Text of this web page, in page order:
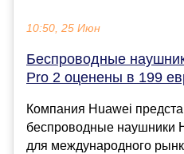
10:50, 25 Июн
Беспроводные
Pro 2 оценены в 199
Компания Huawei
беспроводные наушники
для международного